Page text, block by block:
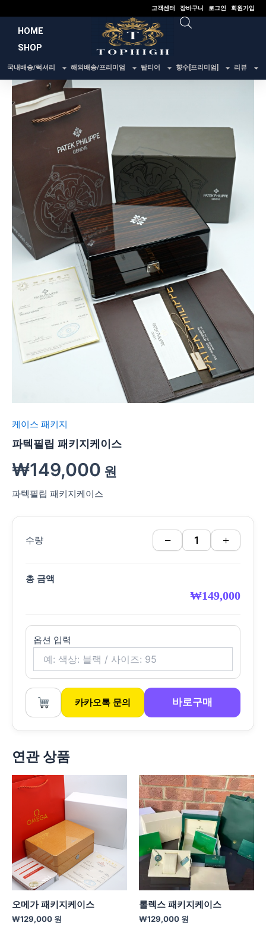
건
너
고객센터 장바구니 로그인 회원가입
HOME
SHOP
국내배송/럭셔리 해외배송/프리미엄 탑티어 향수[프리미엄] 리뷰
케이스 패키지
파텍필립 패키지케이스
₩149,000 원
파텍필립 패키지케이스
수량 − +
총 금액
₩149,000
옵션 입력
카카오톡 문의 바로구매
연관 상품
오메가 패키지케이스
₩129,000 원
롤렉스 패키지케이스
₩129,000 원